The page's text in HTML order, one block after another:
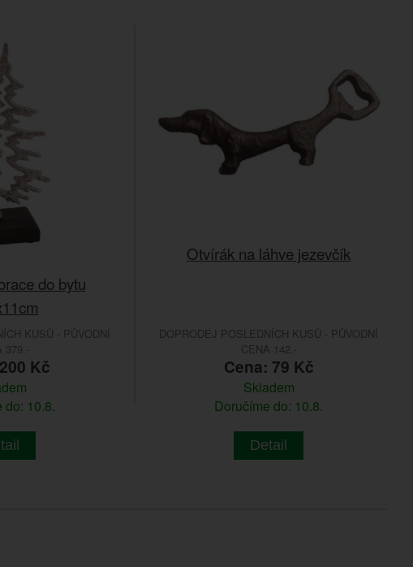
do bytu
KUSŮ - PŮVODNÍ
379.-
Kč
do: 10.8.
Otvírák na láhve jezevčík
DOPRODEJ POSLEDNÍCH KUSŮ - PŮVODNÍ
CENA 142.-
Cena: 79 Kč
Skladem
Doručíme do: 10.8.
Detail